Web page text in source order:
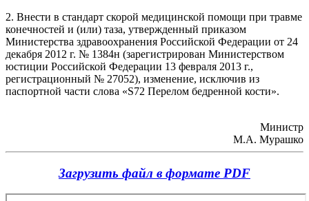
2. Внести в стандарт скорой медицинской помощи при травме
конечностей и (или) таза, утвержденный приказом
Министерства здравоохранения Российской Федерации от 24
декабря 2012 г. № 1384н (зарегистрирован Министерством
юстиции Российской Федерации 13 февраля 2013 г.,
регистрационный № 27052), изменение, исключив из
паспортной части слова «S72 Перелом бедренной кости».
Министр
М.А. Мурашко
Загрузить файл в формате PDF